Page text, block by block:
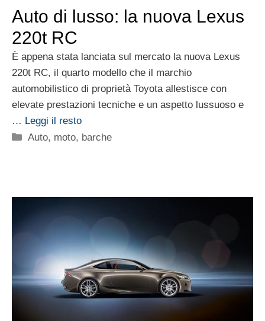
Auto di lusso: la nuova Lexus
220t RC
È appena stata lanciata sul mercato la nuova Lexus
220t RC, il quarto modello che il marchio
automobilistico di proprietà Toyota allestisce con
elevate prestazioni tecniche e un aspetto lussuoso e
… Leggi il resto
Categorie
Auto, moto, barche